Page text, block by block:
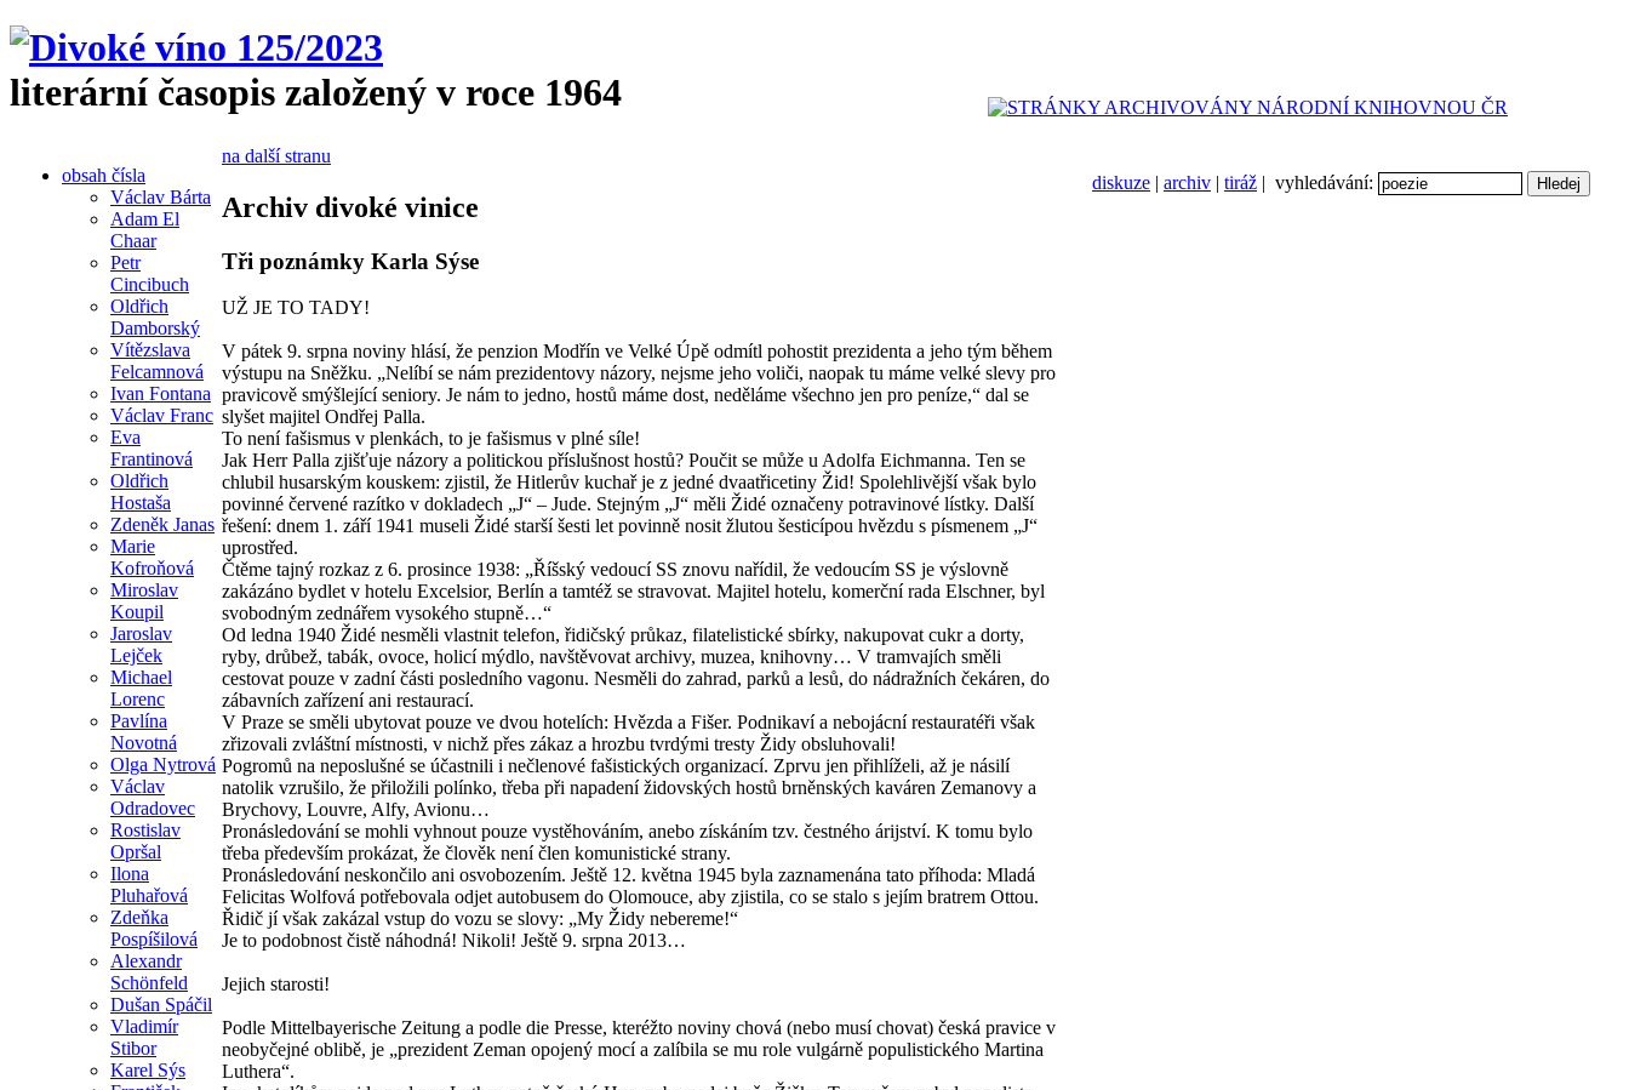
literární časopis založený v roce 1964
diskuze | archiv | tiráž | vyhledávání:
obsah čísla
Václav Bárta
Adam El
Chaar
Petr
Cincibuch
Oldřich
Damborský
Vítězslava
Felcamnová
Ivan Fontana
Václav Franc
Eva
Frantinová
Oldřich
Hostaša
Zdeněk Janas
Marie
Kofroňová
Miroslav
Koupil
Jaroslav
Lejček
Michael
Lorenc
Pavlína
Novotná
Olga Nytrová
Václav
Odradovec
Rostislav
Opršal
Ilona
Pluhařová
Zdeňka
Pospíšilová
Alexandr
Schönfeld
Dušan Spáčil
Vladimír
Stibor
Karel Sýs
na další stranu
Archiv divoké vinice
Tři poznámky Karla Sýse
UŽ JE TO TADY!
V pátek 9. srpna noviny hlásí, že penzion Modřín ve Velké Úpě odmítl pohostit prezidenta a jeho tým během
výstupu na Sněžku. „Nelíbí se nám prezidentovy názory, nejsme jeho voliči, naopak tu máme velké slevy pro
pravicově smýšlející seniory. Je nám to jedno, hostů máme dost, neděláme všechno jen pro peníze,“ dal se
slyšet majitel Ondřej Palla.
To není fašismus v plenkách, to je fašismus v plné síle!
Jak Herr Palla zjišťuje názory a politickou příslušnost hostů? Poučit se může u Adolfa Eichmanna. Ten se
chlubil husarským kouskem: zjistil, že Hitlerův kuchař je z jedné dvaatřicetiny Žid! Spolehlivější však bylo
povinné červené razítko v dokladech „J“ – Jude. Stejným „J“ měli Židé označeny potravinové lístky. Další
řešení: dnem 1. září 1941 museli Židé starší šesti let povinně nosit žlutou šesticípou hvězdu s písmenem „J“
uprostřed.
Čtěme tajný rozkaz z 6. prosince 1938: „Říšský vedoucí SS znovu nařídil, že vedoucím SS je výslovně
zakázáno bydlet v hotelu Excelsior, Berlín a tamtéž se stravovat. Majitel hotelu, komerční rada Elschner, byl
svobodným zednářem vysokého stupně…“
Od ledna 1940 Židé nesměli vlastnit telefon, řidičský průkaz, filatelistické sbírky, nakupovat cukr a dorty,
ryby, drůbež, tabák, ovoce, holicí mýdlo, navštěvovat archivy, muzea, knihovny… V tramvajích směli
cestovat pouze v zadní části posledního vagonu. Nesměli do zahrad, parků a lesů, do nádražních čekáren, do
zábavních zařízení ani restaurací.
V Praze se směli ubytovat pouze ve dvou hotelích: Hvězda a Fišer. Podnikaví a nebojácní restauratéři však
zřizovali zvláštní místnosti, v nichž přes zákaz a hrozbu tvrdými tresty Židy obsluhovali!
Pogromů na neposlušné se účastnili i nečlenové fašistických organizací. Zprvu jen přihlíželi, až je násilí
natolik vzrušilo, že přiložili polínko, třeba při napadení židovských hostů brněnských kaváren Zemanovy a
Brychovy, Louvre, Alfy, Avionu…
Pronásledování se mohli vyhnout pouze vystěhováním, anebo získáním tzv. čestného árijství. K tomu bylo
třeba především prokázat, že člověk není člen komunistické strany.
Pronásledování neskončilo ani osvobozením. Ještě 12. května 1945 byla zaznamenána tato příhoda: Mladá
Felicitas Wolfová potřebovala odjet autobusem do Olomouce, aby zjistila, co se stalo s jejím bratrem Ottou.
Řidič jí však zakázal vstup do vozu se slovy: „My Židy nebereme!“
Je to podobnost čistě náhodná! Nikoli! Ještě 9. srpna 2013…
Jejich starosti!
Podle Mittelbayerische Zeitung a podle die Presse, kteréžto noviny chová (nebo musí chovat) česká pravice v
neobyčejné oblibě, je „prezident Zeman opojený mocí a zalíbila se mu role vulgárně populistického Martina
Luthera“.